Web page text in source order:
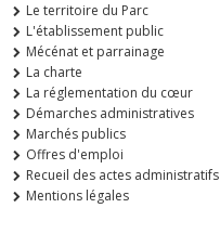
Le territoire du Parc
L'établissement public
Mécénat et parrainage
La charte
La réglementation du cœur
Démarches administratives
Marchés publics
Offres d'emploi
Recueil des actes administratifs
Mentions légales